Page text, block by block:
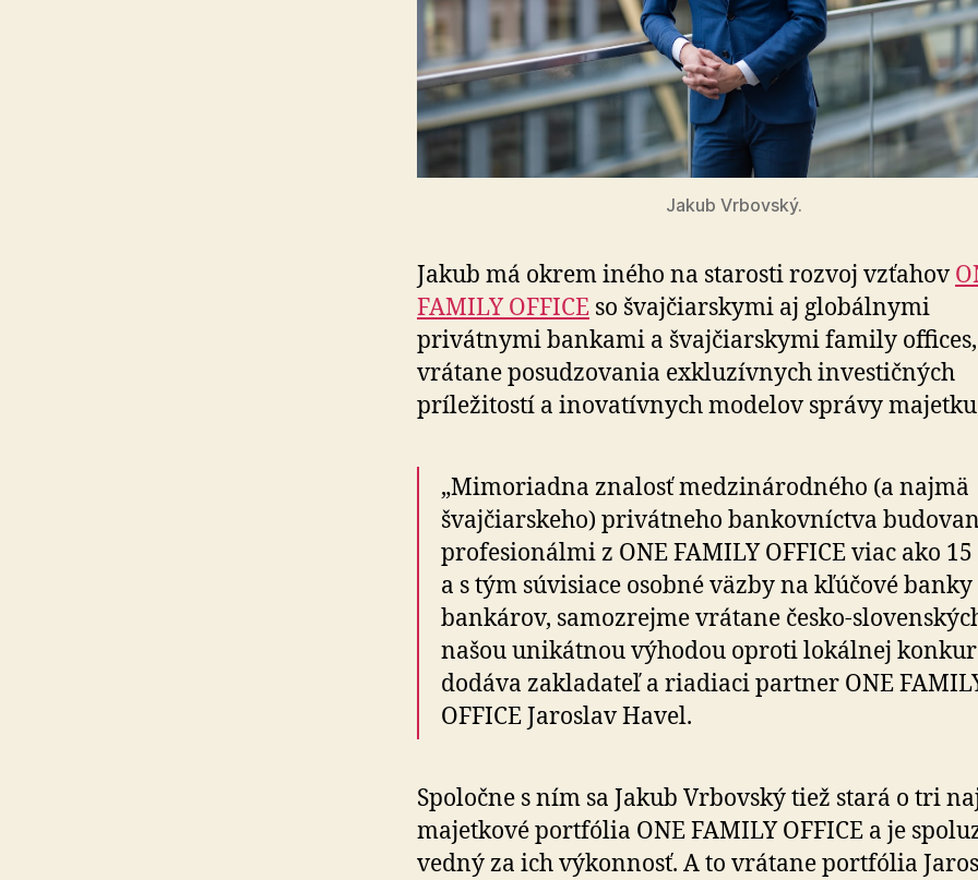
Jakub Vrbovský.
Jakub má okrem iného na starosti rozvoj vzťahov
FAMILY OFFICE so švajčiarskymi aj globálnymi
privátnymi bankami a švajčiarskymi family offices,
vrátane posudzovania exkluzívnych investičných
príležitostí a inovatívnych modelov správy
„Mimoriadna znalosť medzinárodného (a najmä
švajčiarskeho) privátneho bankovníctva
profesionálmi z ONE FAMILY OFFICE viac ako
a s tým súvisiace osobné väzby na kľúčové banky
bankárov, samozrejme vrátane česko-
našou unikátnou výhodou oproti lokálnej
dodáva zakladateľ a riadiaci partner ONE
OFFICE Jaroslav Havel.
Spoločne s ním sa Jakub Vrbovský tiež stará o tri
majetkové portfólia ONE FAMILY OFFICE a je
ved­ný za ich výkonnosť. A to vrátane portfólia